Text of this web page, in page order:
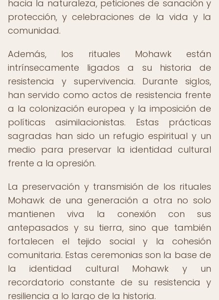
hacia la naturaleza, peticiones de sanación y
protección, y celebraciones de la vida y la
comunidad.
Además, los rituales Mohawk están
intrínsecamente ligados a su historia de
resistencia y supervivencia. Durante siglos,
han servido como actos de resistencia frente
a la colonización europea y la imposición de
políticas asimilacionistas. Estas prácticas
sagradas han sido un refugio espiritual y un
medio para preservar la identidad cultural
frente a la opresión.
La preservación y transmisión de los rituales
Mohawk de una generación a otra no solo
mantienen viva la conexión con sus
antepasados y su tierra, sino que también
fortalecen el tejido social y la cohesión
comunitaria. Estas ceremonias son la base de
la identidad cultural Mohawk y un
recordatorio constante de su resistencia y
resiliencia a lo largo de la historia.